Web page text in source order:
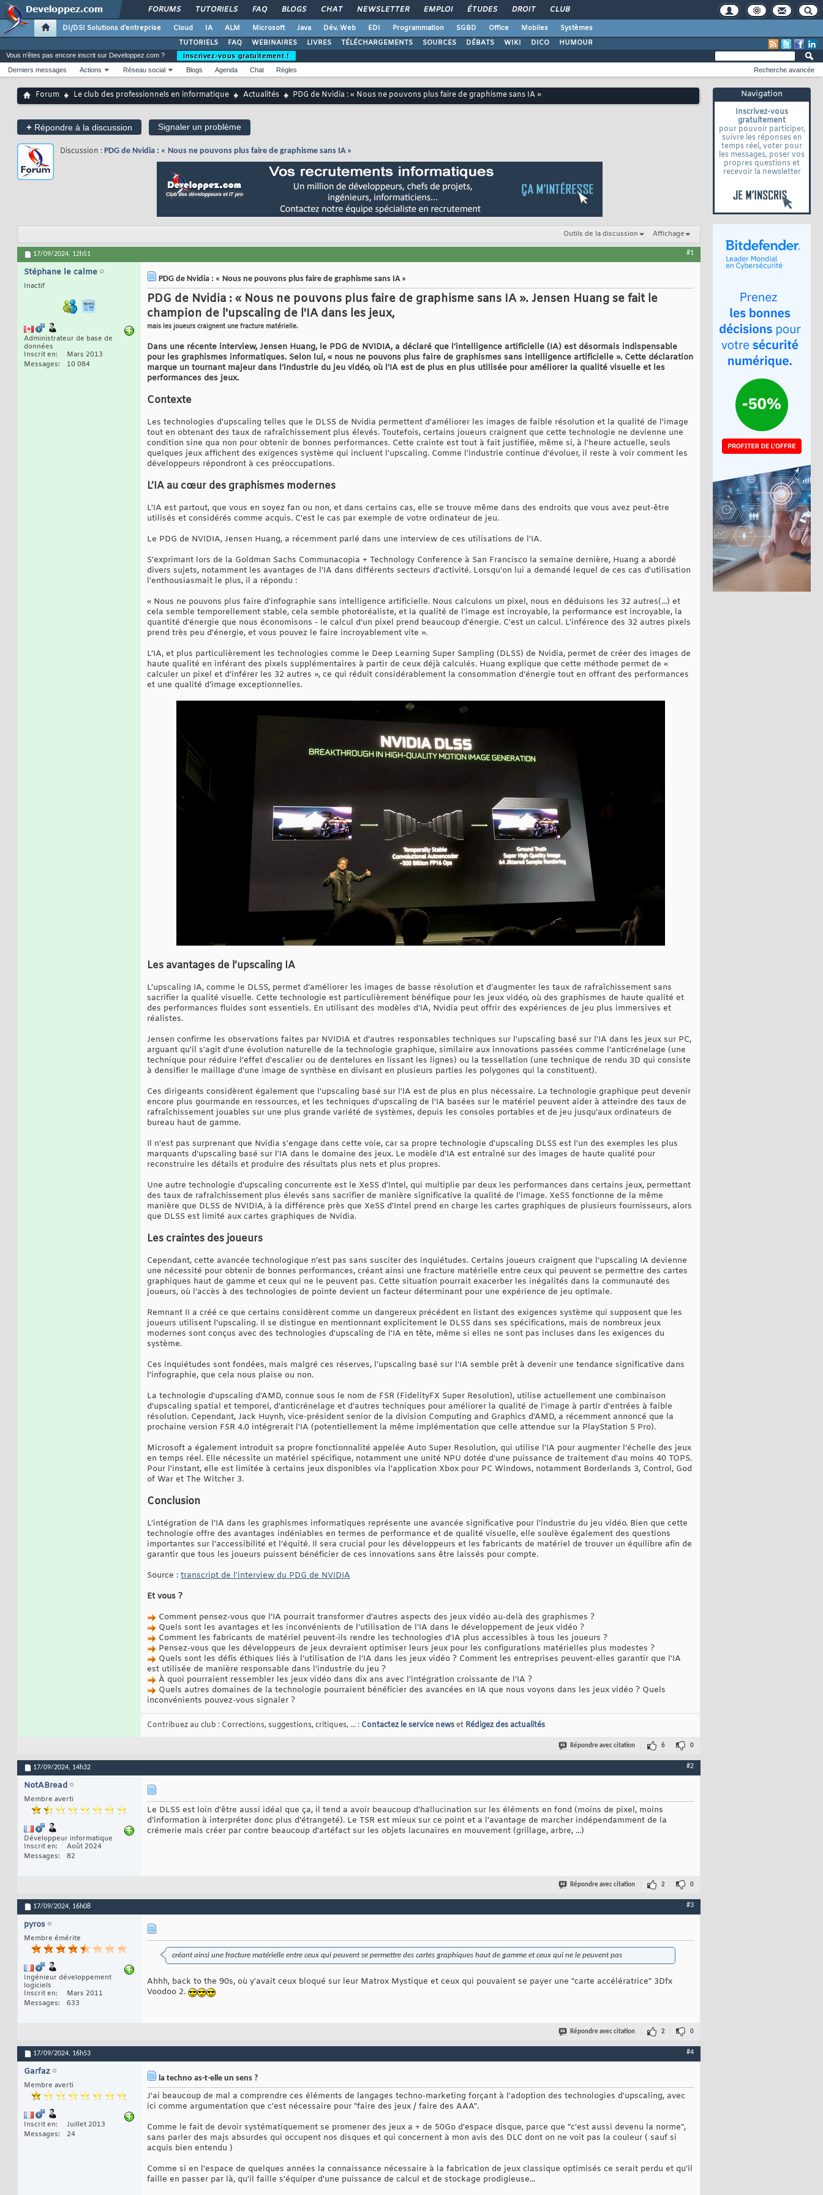
FORUMS TUTORIELS FAQ BLOGS CHAT NEWSLETTER EMPLOI ÉTUDES DROIT CLUB
DI/DSI Solutions d'entreprise Cloud IA ALM Microsoft Java Dév. Web EDI Programmation SGBD Office Mobiles
Systèmes
TUTORIELS
FAQ WEBINAIRES LIVRES TÉLÉCHARGEMENTS SOURCES DÉBATS WIKI DICO HUMOUR
Navigation
Inscrivez-vous
gratuitement
pour pouvoir participer,
suivre les réponses en
temps réel, voter pour
les messages, poser vos
propres questions et
recevoir la newsletter
Vous n'êtes pas encore inscrit sur Developpez.com ?
Inscrivez-vous gratuitement !
Derniers messages
Actions Réseau social Blogs Agenda Chat Règles Recherche avancée
Forum Le club des professionnels en informatique Actualités PDG de Nvidia : « Nous ne pouvons plus faire de graphisme sans IA »
+ Répondre à la discussion Signaler un problème
Discussion : PDG de Nvidia : « Nous ne pouvons plus faire de graphisme sans IA »
Outils de la discussion Affichage
17/09/2024, 12h51 #1
Stéphane le calme
Inactif
Administrateur de base de
données
Inscrit en
Mars 2013
Messages
10 084
PDG de Nvidia : « Nous ne pouvons plus faire de graphisme sans IA »
PDG de Nvidia : « Nous ne pouvons plus faire de graphisme sans IA ». Jensen Huang se fait le
champion de l'upscaling de l'IA dans les jeux,
mais les joueurs craignent une fracture matérielle.
Dans une récente interview, Jensen Huang, le PDG de NVIDIA, a déclaré que l’intelligence artificielle (IA) est désormais indispensable
pour les graphismes informatiques. Selon lui, « nous ne pouvons plus faire de graphismes sans intelligence artificielle ». Cette déclaration
marque un tournant majeur dans l’industrie du jeu vidéo, où l’IA est de plus en plus utilisée pour améliorer la qualité visuelle et les
performances des jeux.
Contexte
Les technologies d'upscaling telles que le DLSS de Nvidia permettent d'améliorer les images de faible résolution et la qualité de l'image
tout en obtenant des taux de rafraîchissement plus élevés. Toutefois, certains joueurs craignent que cette technologie ne devienne une
condition sine qua non pour obtenir de bonnes performances. Cette crainte est tout à fait justifiée, même si, à l'heure actuelle, seuls
quelques jeux affichent des exigences système qui incluent l'upscaling. Comme l'industrie continue d'évoluer, il reste à voir comment les
développeurs répondront à ces préoccupations.
L’IA au cœur des graphismes modernes
L'IA est partout, que vous en soyez fan ou non, et dans certains cas, elle se trouve même dans des endroits que vous avez peut-être
utilisés et considérés comme acquis. C'est le cas par exemple de votre ordinateur de jeu.
Le PDG de NVIDIA, Jensen Huang, a récemment parlé dans une interview de ces utilisations de l'IA.
S'exprimant lors de la Goldman Sachs Communacopia + Technology Conference à San Francisco la semaine dernière, Huang a abordé
divers sujets, notamment les avantages de l'IA dans différents secteurs d'activité. Lorsqu'on lui a demandé lequel de ces cas d'utilisation
l'enthousiasmait le plus, il a répondu :
« Nous ne pouvons plus faire d'infographie sans intelligence artificielle. Nous calculons un pixel, nous en déduisons les 32 autres(...) et
cela semble temporellement stable, cela semble photoréaliste, et la qualité de l'image est incroyable, la performance est incroyable, la
quantité d'énergie que nous économisons - le calcul d'un pixel prend beaucoup d'énergie. C'est un calcul. L'inférence des 32 autres pixels
prend très peu d'énergie, et vous pouvez le faire incroyablement vite ».
L’IA, et plus particulièrement les technologies comme le Deep Learning Super Sampling (DLSS) de Nvidia, permet de créer des images de
haute qualité en inférant des pixels supplémentaires à partir de ceux déjà calculés. Huang explique que cette méthode permet de «
calculer un pixel et d’inférer les 32 autres », ce qui réduit considérablement la consommation d’énergie tout en offrant des performances
et une qualité d’image exceptionnelles.
Les avantages de l’upscaling IA
L’upscaling IA, comme le DLSS, permet d’améliorer les images de basse résolution et d’augmenter les taux de rafraîchissement sans
sacrifier la qualité visuelle. Cette technologie est particulièrement bénéfique pour les jeux vidéo, où des graphismes de haute qualité et
des performances fluides sont essentiels. En utilisant des modèles d’IA, Nvidia peut offrir des expériences de jeu plus immersives et
réalistes.
Jensen confirme les observations faites par NVIDIA et d'autres responsables techniques sur l'upscaling basé sur l'IA dans les jeux sur PC,
arguant qu'il s'agit d'une évolution naturelle de la technologie graphique, similaire aux innovations passées comme l'anticrénelage (une
technique pour réduire l'effet d'escalier ou de dentelures en lissant les lignes) ou la tessellation (une technique de rendu 3D qui consiste
à densifier le maillage d'une image de synthèse en divisant en plusieurs parties les polygones qui la constituent).
Ces dirigeants considèrent également que l'upscaling basé sur l'IA est de plus en plus nécessaire. La technologie graphique peut devenir
encore plus gourmande en ressources, et les techniques d'upscaling de l'IA basées sur le matériel peuvent aider à atteindre des taux de
rafraîchissement jouables sur une plus grande variété de systèmes, depuis les consoles portables et de jeu jusqu'aux ordinateurs de
bureau haut de gamme.
Il n'est pas surprenant que Nvidia s'engage dans cette voie, car sa propre technologie d'upscaling DLSS est l'un des exemples les plus
marquants d'upscaling basé sur l'IA dans le domaine des jeux. Le modèle d'IA est entraîné sur des images de haute qualité pour
reconstruire les détails et produire des résultats plus nets et plus propres.
Une autre technologie d'upscaling concurrente est le XeSS d'Intel, qui multiplie par deux les performances dans certains jeux, permettant
des taux de rafraîchissement plus élevés sans sacrifier de manière significative la qualité de l'image. XeSS fonctionne de la même
manière que DLSS de NVIDIA, à la différence près que XeSS d'Intel prend en charge les cartes graphiques de plusieurs fournisseurs, alors
que DLSS est limité aux cartes graphiques de Nvidia.
Les craintes des joueurs
Cependant, cette avancée technologique n’est pas sans susciter des inquiétudes. Certains joueurs craignent que l’upscaling IA devienne
une nécessité pour obtenir de bonnes performances, créant ainsi une fracture matérielle entre ceux qui peuvent se permettre des cartes
graphiques haut de gamme et ceux qui ne le peuvent pas. Cette situation pourrait exacerber les inégalités dans la communauté des
joueurs, où l’accès à des technologies de pointe devient un facteur déterminant pour une expérience de jeu optimale.
Remnant II a créé ce que certains considèrent comme un dangereux précédent en listant des exigences système qui supposent que les
joueurs utilisent l'upscaling. Il se distingue en mentionnant explicitement le DLSS dans ses spécifications, mais de nombreux jeux
modernes sont conçus avec des technologies d'upscaling de l'IA en tête, même si elles ne sont pas incluses dans les exigences du
système.
Ces inquiétudes sont fondées, mais malgré ces réserves, l'upscaling basé sur l'IA semble prêt à devenir une tendance significative dans
l'infographie, que cela nous plaise ou non.
La technologie d'upscaling d'AMD, connue sous le nom de FSR (FidelityFX Super Resolution), utilise actuellement une combinaison
d'upscaling spatial et temporel, d'anticrénelage et d'autres techniques pour améliorer la qualité de l'image à partir d'entrées à faible
résolution. Cependant, Jack Huynh, vice-président senior de la division Computing and Graphics d'AMD, a récemment annoncé que la
prochaine version FSR 4.0 intégrerait l'IA (potentiellement la même implémentation que celle attendue sur la PlayStation 5 Pro).
Microsoft a également introduit sa propre fonctionnalité appelée Auto Super Resolution, qui utilise l'IA pour augmenter l'échelle des jeux
en temps réel. Elle nécessite un matériel spécifique, notamment une unité NPU dotée d'une puissance de traitement d'au moins 40 TOPS.
Pour l'instant, elle est limitée à certains jeux disponibles via l'application Xbox pour PC Windows, notamment Borderlands 3, Control, God
of War et The Witcher 3.
Conclusion
L’intégration de l’IA dans les graphismes informatiques représente une avancée significative pour l’industrie du jeu vidéo. Bien que cette
technologie offre des avantages indéniables en termes de performance et de qualité visuelle, elle soulève également des questions
importantes sur l’accessibilité et l’équité. Il sera crucial pour les développeurs et les fabricants de matériel de trouver un équilibre afin de
garantir que tous les joueurs puissent bénéficier de ces innovations sans être laissés pour compte.
Source : transcript de l'interview du PDG de NVIDIA
Et vous ?
Comment pensez-vous que l’IA pourrait transformer d’autres aspects des jeux vidéo au-delà des graphismes ?
Quels sont les avantages et les inconvénients de l’utilisation de l’IA dans le développement de jeux vidéo ?
Comment les fabricants de matériel peuvent-ils rendre les technologies d’IA plus accessibles à tous les joueurs ?
Pensez-vous que les développeurs de jeux devraient optimiser leurs jeux pour les configurations matérielles plus modestes ?
Quels sont les défis éthiques liés à l’utilisation de l’IA dans les jeux vidéo ? Comment les entreprises peuvent-elles garantir que l’IA
est utilisée de manière responsable dans l’industrie du jeu ?
À quoi pourraient ressembler les jeux vidéo dans dix ans avec l’intégration croissante de l’IA ?
Quels autres domaines de la technologie pourraient bénéficier des avancées en IA que nous voyons dans les jeux vidéo ? Quels
inconvénients pouvez-vous signaler ?
Contribuez au club : Corrections, suggestions, critiques, ... : Contactez le service newset Rédigez des actualités
Répondre avec citation 6 0
17/09/2024, 14h32 #2
NotABread
Membre averti
Développeur informatique
Inscrit en
Août 2024
Messages
82
Le DLSS est loin d'être aussi idéal que ça, il tend a avoir beaucoup d'hallucination sur les éléments en fond (moins de pixel, moins
d'information à interpréter donc plus d'étrangeté). Le TSR est mieux sur ce point et a l'avantage de marcher indépendamment de la
crémerie mais créer par contre beaucoup d'artéfact sur les objets lacunaires en mouvement (grillage, arbre, ...)
Répondre avec citation 2 0
17/09/2024, 16h08 #3
pyros
Membre émérite
Ingénieur développement
logiciels
Inscrit en
Mars 2011
Messages
633
créant ainsi une fracture matérielle entre ceux qui peuvent se permettre des cartes graphiques haut de gamme et ceux qui ne le peuvent pas
Ahhh, back to the 90s, où y'avait ceux bloqué sur leur Matrox Mystique et ceux qui pouvaient se payer une "carte accélératrice" 3Dfx
Voodoo 2.
Répondre avec citation 2 0
17/09/2024, 16h53 #4
Garfaz
Membre averti
Inscrit en
Juillet 2013
Messages
24
la techno as-t-elle un sens ?
J'ai beaucoup de mal a comprendre ces éléments de langages techno-marketing forçant à l'adoption des technologies d'upscaling, avec
ici comme argumentation que c'est nécessaire pour "faire des jeux / faire des AAA".
Comme le fait de devoir systématiquement se promener des jeux a + de 50Go d'espace disque, parce que "c'est aussi devenu la norme",
sans parler des majs absurdes qui occupent nos disques et qui concernent à mon avis des DLC dont on ne voit pas la couleur ( sauf si
acquis bien entendu )
Comme si en l'espace de quelques années la connaissance nécessaire à la fabrication de jeux classique optimisés ce serait perdu et qu'il
faille en passer par là, qu'il faille s'équiper d'une puissance de calcul et de stockage prodigieuse...